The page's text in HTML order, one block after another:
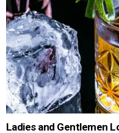
Ladies and Gentlemen